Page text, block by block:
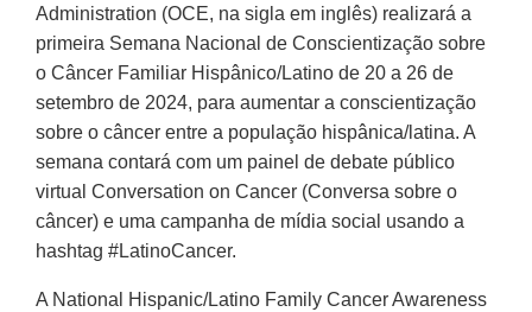
Administration (OCE, na sigla em inglês) realizará a
primeira Semana Nacional de Conscientização sobre
o Câncer Familiar Hispânico/Latino de 20 a 26 de
setembro de 2024, para aumentar a conscientização
sobre o câncer entre a população hispânica/latina. A
semana contará com um painel de debate público
virtual Conversation on Cancer (Conversa sobre o
câncer) e uma campanha de mídia social usando a
hashtag #LatinoCancer.
A National Hispanic/Latino Family Cancer Awareness